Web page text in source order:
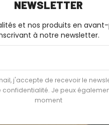
NEWSLETTER
et nos produits en
à notre newsletter.
j'accepte de recevoir le
Je peux
moment